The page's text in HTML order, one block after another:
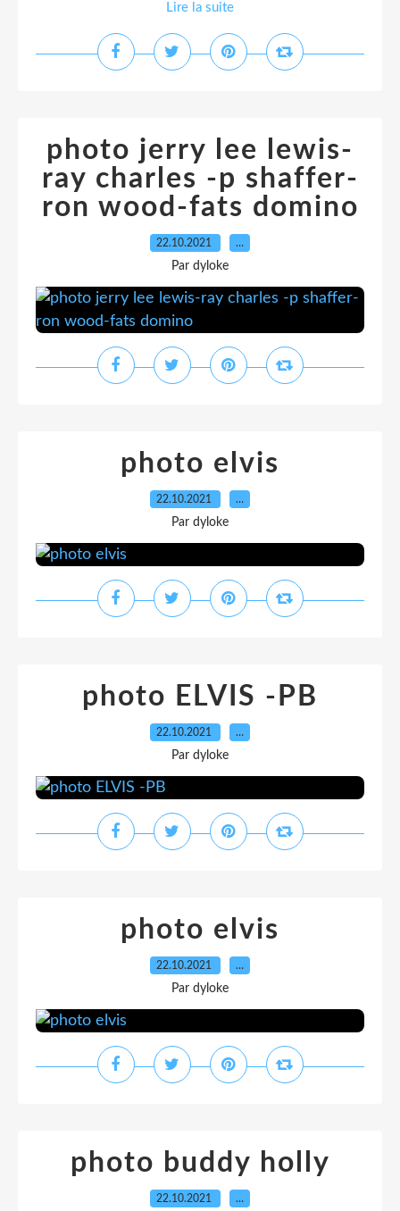
Lire la suite
photo jerry lee lewis-
ray charles -p shaffer-
ron wood-fats domino
22.10.2021 …
Par dyloke
photo elvis
22.10.2021 …
Par dyloke
photo ELVIS -PB
22.10.2021 …
Par dyloke
photo elvis
22.10.2021 …
Par dyloke
photo buddy holly
22.10.2021 …